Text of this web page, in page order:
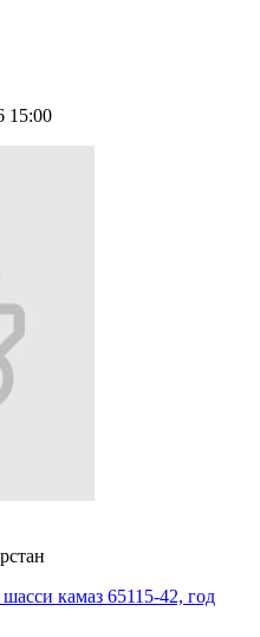
15:00
камаз 65115-42, год